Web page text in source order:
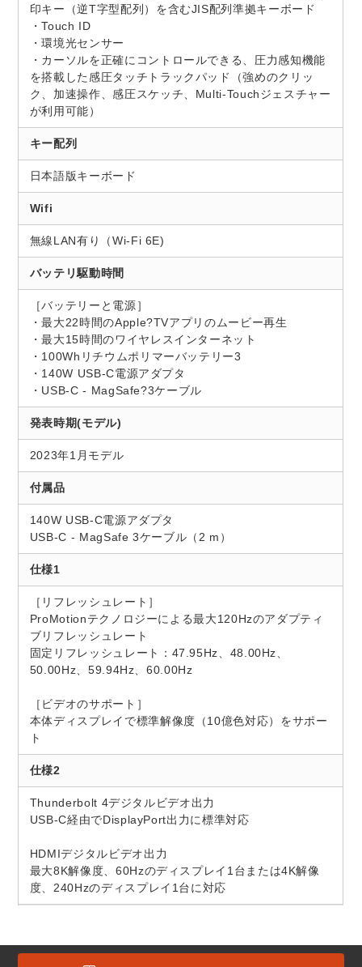
印キー（逆T字型配列）を含むJIS配列準拠キーボード
・Touch ID
・環境光センサー
・カーソルを正確にコントロールできる、圧力感知機能
を搭載した感圧タッチトラックパッド（強めのクリッ
ク、加速操作、感圧スケッチ、Multi-Touchジェスチャー
が利用可能）
キー配列
日本語版キーボード
Wifi
無線LAN有り（Wi-Fi 6E)
バッテリ駆動時間
［バッテリーと電源］
・最大22時間のApple?TVアプリのムービー再生
・最大15時間のワイヤレスインターネット
・100Whリチウムポリマーバッテリー3
・140W USB-C電源アダプタ
・USB-C - MagSafe?3ケーブル
発表時期(モデル)
2023年1月モデル
付属品
140W USB-C電源アダプタ
USB-C - MagSafe 3ケーブル（2 m）
仕様1
［リフレッシュレート］
ProMotionテクノロジーによる最大120Hzのアダプティ
ブリフレッシュレート
固定リフレッシュレート：47.95Hz、48.00Hz、
50.00Hz、59.94Hz、60.00Hz
［ビデオのサポート］
本体ディスプレイで標準解像度（10億色対応）をサポー
ト
仕様2
Thunderbolt 4デジタルビデオ出力
USB-C経由でDisplayPort出力に標準対応
HDMIデジタルビデオ出力
最大8K解像度、60Hzのディスプレイ1台または4K解像
度、240Hzのディスプレイ1台に対応